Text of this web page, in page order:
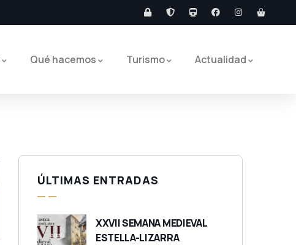
Qué hacemos Turismo Actualidad
ÚLTIMAS ENTRADAS
XXVII SEMANA MEDIEVAL
ESTELLA-LIZARRA